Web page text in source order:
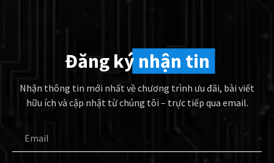
Đăng ký nhận tin
Nhận thông tin mới nhất về chương trình ưu đãi, bài viết
hữu ích và cập nhật từ chúng tôi – trực tiếp qua email.